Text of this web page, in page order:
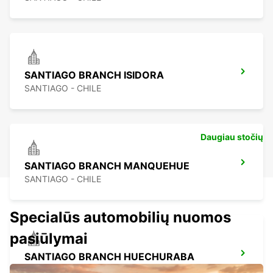
SANTIAGO BRANCH ISIDORA
SANTIAGO - CHILE
SANTIAGO BRANCH MANQUEHUE
SANTIAGO - CHILE
SANTIAGO BRANCH HUECHURABA
SANTIAGO - CHILE
Daugiau stočių
Specialūs automobilių nuomos
pasiūlymai